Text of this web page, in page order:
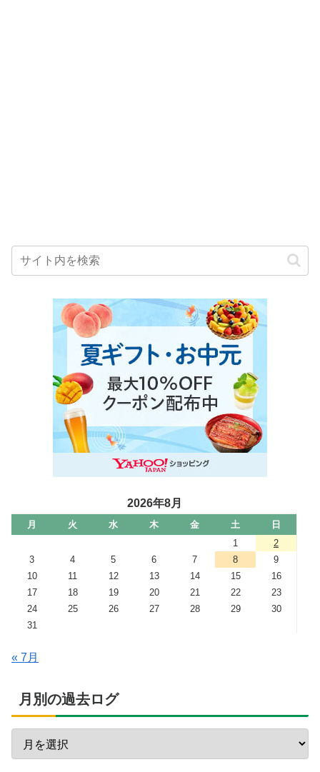
2026年8月
月 火 水 木 金 土
日
1
2
3
4 5 6 7 8
9
10
11 12 13 14 15
16
17
18 19 20 21 22
23
24
25 26 27 28 29
30
31
« 7月
月別の過去ログ